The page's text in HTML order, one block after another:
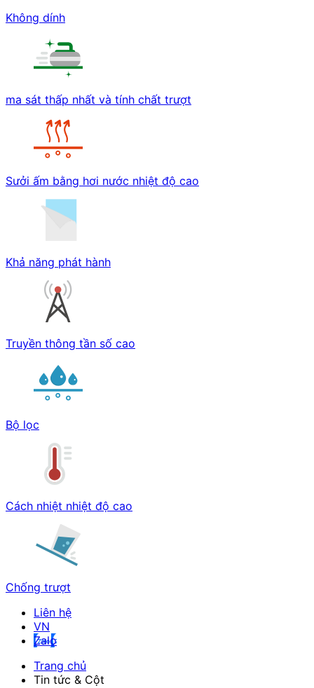
Không dính
ma sát thấp nhất và tính chất trượt
Sưởi ấm bằng hơi nước nhiệt độ cao
Khả năng phát hành
Truyền thông tần số cao
Bộ lọc
Cách nhiệt nhiệt độ cao
Chống trượt
Liên hệ
Zalo
Trang chủ
Tin tức & Cột